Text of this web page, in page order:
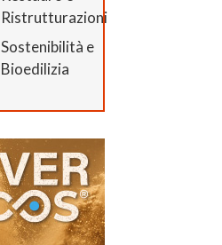
Ristrutturazioni
Sostenibilità e
Bioedilizia